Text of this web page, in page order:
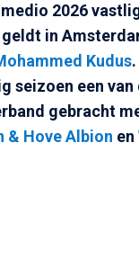
2026
in
Kudus
seizoen een
gebracht
& Hove Albion en